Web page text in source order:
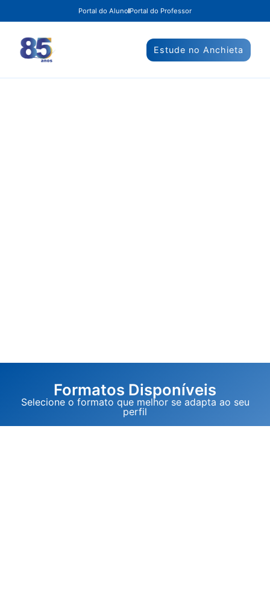
Portal do Aluno Portal do Professor
Estude no Anchieta
Formatos Disponíveis
Selecione o formato que melhor se adapta ao seu
perfil